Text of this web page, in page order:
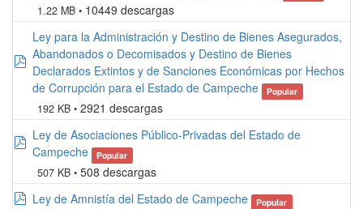
1.22 MB 10449 descargas
pdf
Ley para la Administración y Destino de Bienes Asegurados,
Abandonados o Decomisados y Destino de Bienes
Declarados Extintos y de Sanciones Económicas por Hechos
de Corrupción para el Estado de Campeche
Popular
192 KB 2921 descargas
pdf
Ley de Asociaciones Público-Privadas del Estado de
Campeche
Popular
507 KB
508 descargas
pdf
Ley de Amnistía del Estado de Campeche Popular